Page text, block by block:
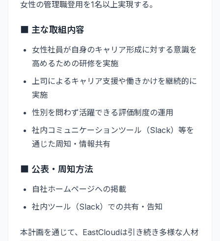
女性の管理職登用を1名以上実現する。
■ 主な取組内容
女性社員が自身のキャリア形成に対する意識を
高めるための研修を実施
上司によるキャリア支援や働きかけを継続的に
実施
性別を問わず活躍できる評価制度の運用
社内コミュニケーションツール（Slack）等を
通じた周知・情報共有
■ 公表・周知方法
自社ホームページへの掲載
社内ツール（Slack）での共有・告知
本計画を通じて、EastCloudは引き続き多様な人材